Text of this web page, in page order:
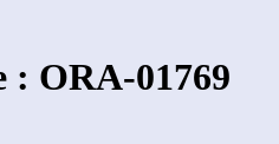
ORA-01769